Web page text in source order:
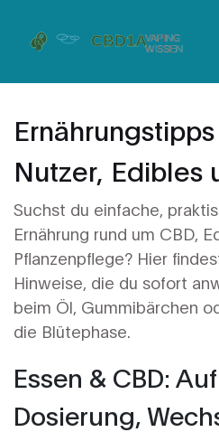
Nutzer, Edibles
Suchst du einfache,
Ernährung rund um CBD,
Pflanzenpflege? Hier
Hinweise, die du sofort
beim Öl, Gummibärchen
die Blütephase.
Essen & CBD:
Dosierung,